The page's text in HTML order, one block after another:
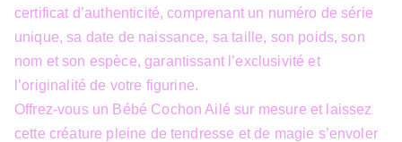
certificat d’authenticité, comprenant un numéro de série
unique, sa date de naissance, sa taille, son poids, son
nom et son espèce, garantissant l’exclusivité et
l’originalité de votre figurine.
Offrez-vous un Bébé Cochon Ailé sur mesure et laissez
cette créature pleine de tendresse et de magie s’envoler